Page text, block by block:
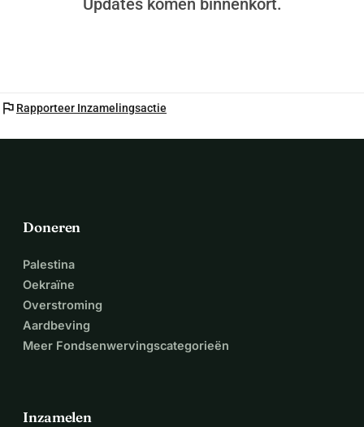
Updates komen binnenkort.
flag Rapporteer Inzamelingsactie
Doneren
Palestina
Oekraïne
Overstroming
Aardbeving
Meer Fondsenwervingscategorieën
Inzamelen